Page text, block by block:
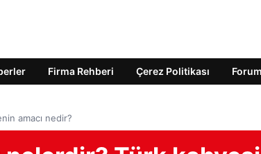
Firma Rehberi Çerez Politikası Forum
amacı nedir?